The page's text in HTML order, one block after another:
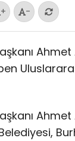
+ -
Ahmet
Ahmet